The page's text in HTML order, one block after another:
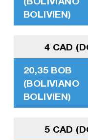
BOLIVIEN)
4 CAD
20,35 BOB
(BOLIVIANO
BOLIVIEN)
5 CAD